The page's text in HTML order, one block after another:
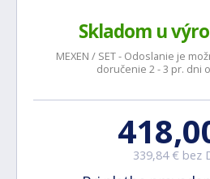
Skladom u
MEXEN / SET - Odoslanie je
doručenie 2 - 3 pr. dni
339,84 € bez